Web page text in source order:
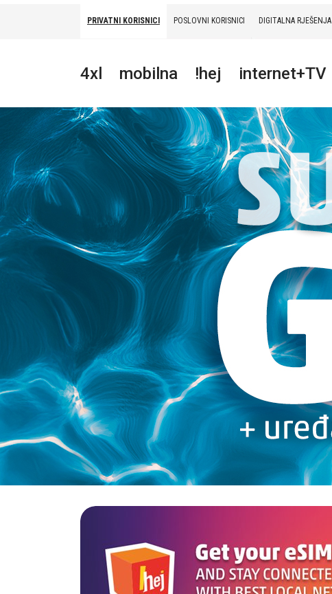
PRIVATNI KORISNICI POSLOVNI KORISNICI DIGITALNA RJEŠENJA
4xl mobilna !hej internet+TV
MOBILNA
!HEJ
INTERNET+TV
PRIJENOS BROJA
E-RAČUN
PODRŠKA
TELEFONSKI IMENIK